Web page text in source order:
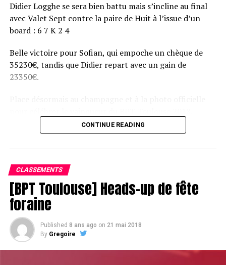
Didier Logghe se sera bien battu mais s’incline au final
avec Valet Sept contre la paire de Huit à l’issue d’un
board : 6 7 K 2 4
Belle victoire pour Sofian, qui empoche un chèque de
35230€, tandis que Didier repart avec un gain de
23350€.
CONTINUE READING
CLASSEMENTS
[BPT Toulouse] Heads-up de fête
foraine
Published 8 ans ago on 21 mai 2018
By Gregoire